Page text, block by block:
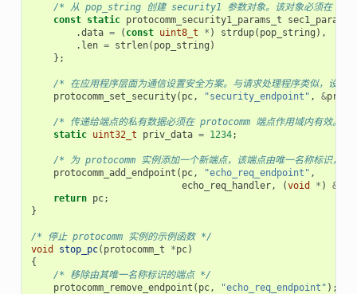
/* 从 pop_string 创建 security1 参数对象。该对象必须在
const static protocomm_security1_params_t sec1_params
.data = ( const uint8_t * ) strdup( pop_string ),
. len = strlen( pop_string )
};
/* 在应用程序层面为通信设置安全方案。与请求处理程序类似，设
protocomm_set_security( pc, "security_endpoint" , &
/* 传递给端点的私有数据必须在 protocomm 端点作用域内有效。该
static uint32_t priv_data = 1234;
/* 为 protocomm 实例添加一个新端点，该端点由唯一名称标识，再
protocomm_add_endpoint ( pc, "echo_req_endpoint" ,
echo_req_handler, (void * ) &
return pc;
}
/* 停止 protocomm 实例的示例函数 */
void
stop_pc( protocomm_t *pc)
{
/* 移除由其唯一名称标识的端点 */
protocomm_remove_endpoint ( pc, "echo_req_endpoint" );